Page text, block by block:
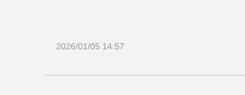
2026/01/05 14:57